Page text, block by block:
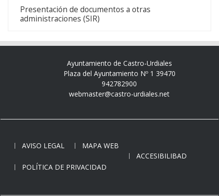
Presentación de documentos a otras
administraciones (SIR)
Ayuntamiento de Castro-Urdiales
Plaza del Ayuntamiento Nº 1 39470
942782900
webmaster@castro-urdiales.net
AVISO LEGAL
MAPA WEB
ACCESIBILIBAD
POLÍTICA DE PRIVACIDAD